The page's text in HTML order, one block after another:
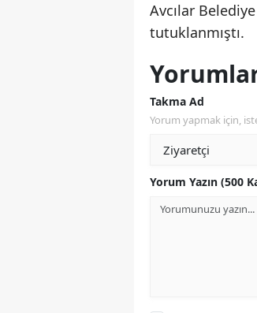
Avcılar
tutuklanmıştı.
Takma Ad
Yorum yapmak için,
Yorum Yazın (500